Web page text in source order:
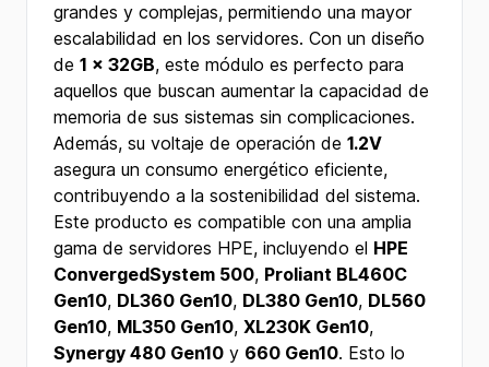
grandes y complejas, permitiendo una mayor
escalabilidad en los servidores. Con un diseño
de 1 x 32GB, este módulo es perfecto para
aquellos que buscan aumentar la capacidad de
memoria de sus sistemas sin complicaciones.
Además, su voltaje de operación de 1.2V
asegura un consumo energético eficiente,
contribuyendo a la sostenibilidad del sistema.
Este producto es compatible con una amplia
gama de servidores HPE, incluyendo el HPE
ConvergedSystem 500, Proliant BL460C
Gen10, DL360 Gen10, DL380 Gen10, DL560
Gen10, ML350 Gen10, XL230K Gen10,
Synergy 480 Gen10 y 660 Gen10. Esto lo